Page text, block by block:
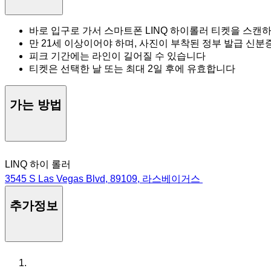
바로 입구로 가서 스마트폰 LINQ 하이롤러 티켓을 스캔
만 21세 이상이어야 하며, 사진이 부착된 정부 발급 신분
피크 기간에는 라인이 길어질 수 있습니다
티켓은 선택한 날 또는 최대 2일 후에 유효합니다
가는 방법
LINQ 하이 롤러
3545 S Las Vegas Blvd, 89109, 라스베이거스
추가정보